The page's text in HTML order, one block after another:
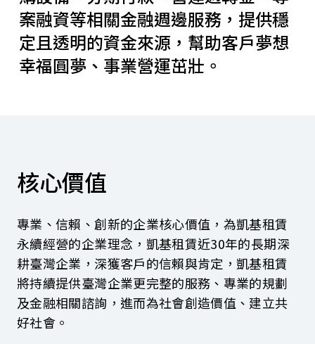
凱基資產管理
菁英團隊
公司治理
公平待客
資訊揭露公告
集團成員
聯絡我們
服務據點
案融資等相關金融週邊服務，提供穩
定且透明的資金來源，幫助客戶夢想
幸福圓夢、事業營運茁壯。
核心價值
專業、信賴、創新的企業核心價值，為凱基租賃
永續經營的企業理念，凱基租賃近30年的長期深
耕臺灣企業，深獲客戶的信賴與肯定，凱基租賃
將持續提供臺灣企業更完整的服務、專業的規劃
及金融相關諮詢，進而為社會創造價值、建立共
好社會。